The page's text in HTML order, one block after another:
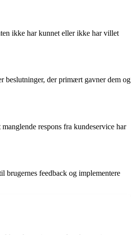
ikke har kunnet eller ikke har villet
beslutninger, der primært gavner dem og
respons fra kundeservice har
brugernes feedback og implementere